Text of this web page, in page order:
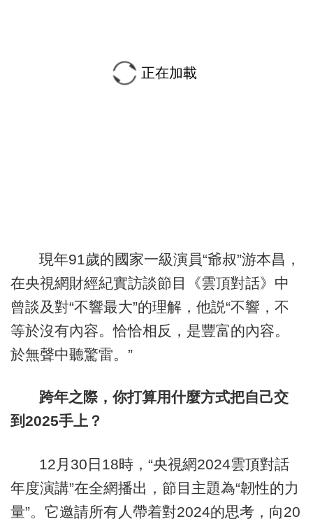
正在加載
現年91歲的國家一級演員“爺叔”游本昌，
在央視網財經紀實訪談節目《雲頂對話》中
曾談及對“不響最大”的理解，他説“不響，不
等於沒有內容。恰恰相反，是豐富的內容。
於無聲中聽驚雷。”
跨年之際，你打算用什麼方式把自己交
到2025手上？
12月30日18時，“央視網2024雲頂對話
年度演講”在全網播出，節目主題為“韌性的力
量”。它邀請所有人帶着對2024的思考，向20